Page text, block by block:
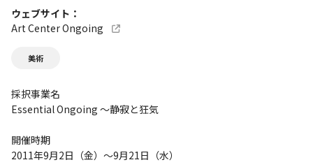
ウェブサイト
Art Center Ongoing
美術
採択事業名
Essential Ongoing ～静寂と狂気
開催時期
2011年9月2日（金）～9月21日（水）